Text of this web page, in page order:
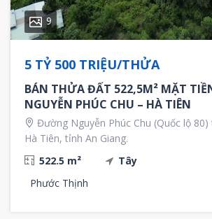
9
5 TỶ 500 TRIỆU/THỬA
BÁN THỬA ĐẤT 522,5M² MẶT
NGUYỄN PHÚC CHU – HÀ TIÊN
Đường Nguyễn Phúc Chu (Quốc lộ
Hà Tiên, tỉnh An Giang.
522.5 m²
Tây
Phước Thịnh